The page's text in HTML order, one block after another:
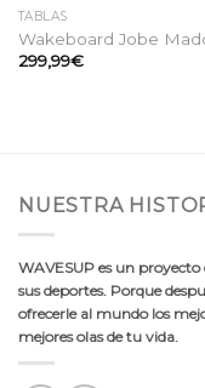
TABLAS
Wakeboard Jobe
299,99€
NUESTRA
WAVESUP es un
sus deportes. Porque
ofrecerle al mundo los
mejores olas de tu vida.